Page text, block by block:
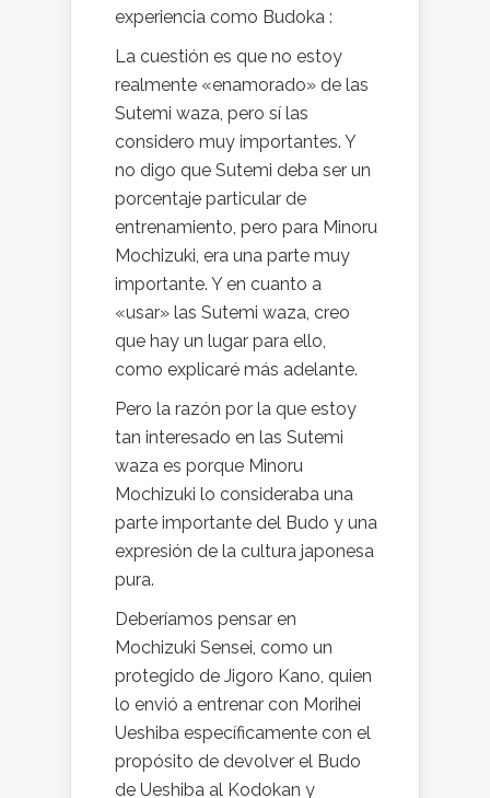
experiencia como Budoka :
La cuestión es que no estoy
realmente «enamorado» de las
Sutemi waza, pero sí las
considero muy importantes. Y
no digo que Sutemi deba ser un
porcentaje particular de
entrenamiento, pero para Minoru
Mochizuki, era una parte muy
importante. Y en cuanto a
«usar» las Sutemi waza, creo
que hay un lugar para ello,
como explicaré más adelante.
Pero la razón por la que estoy
tan interesado en las Sutemi
waza es porque Minoru
Mochizuki lo consideraba una
parte importante del Budo y una
expresión de la cultura japonesa
pura.
Deberíamos pensar en
Mochizuki Sensei, como un
protegido de Jigoro Kano, quien
lo envió a entrenar con Morihei
Ueshiba específicamente con el
propósito de devolver el Budo
de Ueshiba al Kodokan y